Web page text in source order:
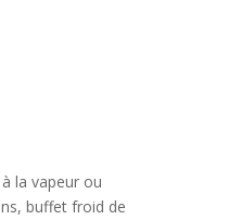
la vapeur ou
buffet froid de